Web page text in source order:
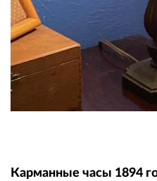
Карманные часы 1894